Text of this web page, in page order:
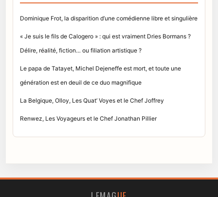
Dominique Frot, la disparition d’une comédienne libre et singulière
« Je suis le fils de Calogero » : qui est vraiment Dries Bormans ?
Délire, réalité, fiction… ou filiation artistique ?
Le papa de Tatayet, Michel Dejeneffe est mort, et toute une
génération est en deuil de ce duo magnifique
La Belgique, Olloy, Les Quat’ Voyes et le Chef Joffrey
Renwez, Les Voyageurs et le Chef Jonathan Pillier